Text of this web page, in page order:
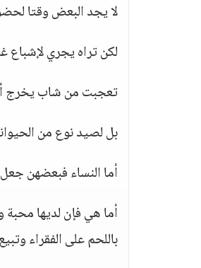
لا يجد البعض وقتا
لكن تراه يجري لإشباع
تعجبت من شاب يخرج
بل لصيد نوع من
أما النساء فبعضهن
أما هي فإن لديها محبة
باللحم على الفقراء